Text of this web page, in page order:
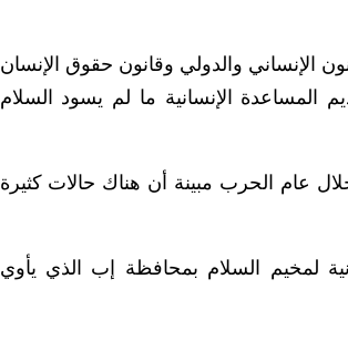
الإنساني والدولي وقانون حقوق الإنسان
المساعدة الإنسانية ما لم يسود السلام
تحققت من مقتل 800 طفل وإصابة ألف و180 طفلا خلال عام الحرب مبينة أن هناك حالات كثيرة
لمخيم السلام بمحافظة إب الذي يأوي